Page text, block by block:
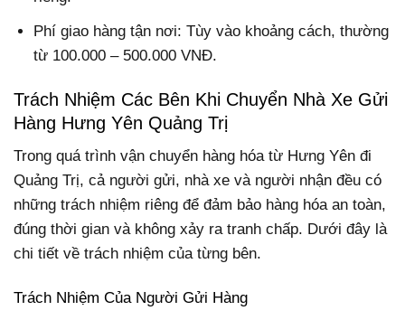
Phí giao hàng tận nơi: Tùy vào khoảng cách, thường
từ 100.000 – 500.000 VNĐ.
Trách Nhiệm Các Bên Khi Chuyển Nhà Xe Gửi
Hàng Hưng Yên Quảng Trị
Trong quá trình vận chuyển hàng hóa từ Hưng Yên đi
Quảng Trị, cả người gửi, nhà xe và người nhận đều có
những trách nhiệm riêng để đảm bảo hàng hóa an toàn,
đúng thời gian và không xảy ra tranh chấp. Dưới đây là
chi tiết về trách nhiệm của từng bên.
Trách Nhiệm Của Người Gửi Hàng